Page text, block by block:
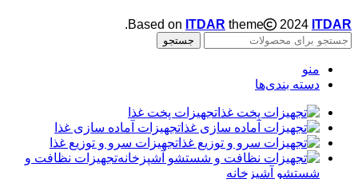
Based on ITDAR theme 2024 ITDAR
.
جستجو
منو
دسته بندی‌ها
تجهیزات پخت غذا
تجهیزات آماده سازی غذا
تجهیزات سرو و توزیع غذا
تجهیزات نظافت و
شستشو آشپزخانه